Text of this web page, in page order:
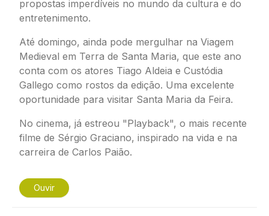
propostas imperdíveis no mundo da cultura e do
entretenimento.
Até domingo, ainda pode mergulhar na Viagem
Medieval em Terra de Santa Maria, que este ano
conta com os atores Tiago Aldeia e Custódia
Gallego como rostos da edição. Uma excelente
oportunidade para visitar Santa Maria da Feira.
No cinema, já estreou "Playback", o mais recente
filme de Sérgio Graciano, inspirado na vida e na
carreira de Carlos Paião.
Ouvir